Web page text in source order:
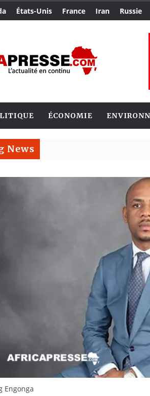
États-Unis France Iran Russie
ÉCONOMIE
News
Engonga